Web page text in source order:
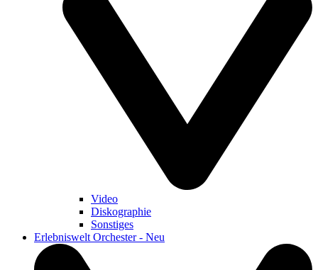
Video
Diskographie
Sonstiges
Erlebniswelt Orchester - Neu